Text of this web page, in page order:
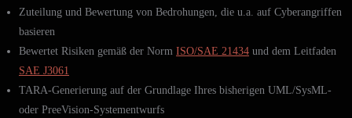
Zuteilung und Bewertung von Bedrohungen, die u.a. auf Cyberangriffen
basieren
Bewertet Risiken gemäß der Norm ISO/SAE 21434 und dem Leitfaden
SAE J3061
TARA-Generierung auf der Grundlage Ihres bisherigen UML/SysML-
oder PreeVision-Systementwurfs